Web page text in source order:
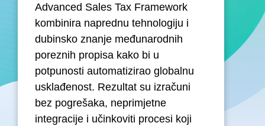
Advanced Sales Tax Framework
kombinira naprednu tehnologiju i
dubinsko znanje međunarodnih
poreznih propisa kako bi u
potpunosti automatizirao globalnu
usklađenost. Rezultat su izračuni
bez pogrešaka, neprimjetne
integracije i učinkoviti procesi koji